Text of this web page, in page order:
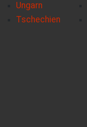
Ungarn
Tschechien